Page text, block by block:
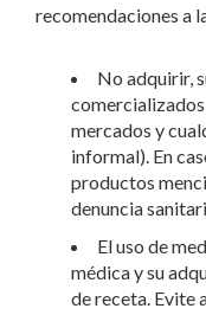
recomendaciones a
No adquirir,
mercados y
informal). En
productos
denuncia
El uso de
médica y su
de receta. Evite